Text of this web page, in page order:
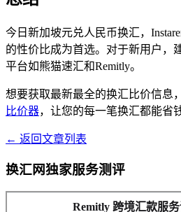
今日新加坡元兑人民币换汇，
的性价比成为首选。对于新用户，
平台如熊猫速汇和Remitly。
想要获取最新最全的换汇比价信息
比价器，让您的每一笔换汇都能省
← 返回文章列表
换汇网独家服务测评